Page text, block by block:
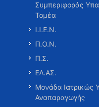
Συμπεριφοράς
Τομέα
Ι.Ι.Ε.Ν.
Π.Ο.Ν.
Π.Σ.
ΕΛ.ΑΣ.
Μονάδα Ιατρικώς
Αναπαραγωγής